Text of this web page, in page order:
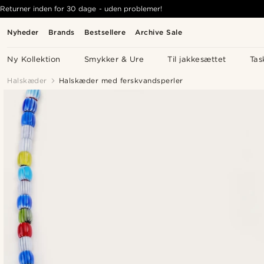
Nyheder Brands Bestsellere Archive Sale
Ny Kollektion Smykker & Ure Til jakkesættet
Returner inden for 30 dage - uden problemer!
Halskæder Halskæder med ferskvandsperler